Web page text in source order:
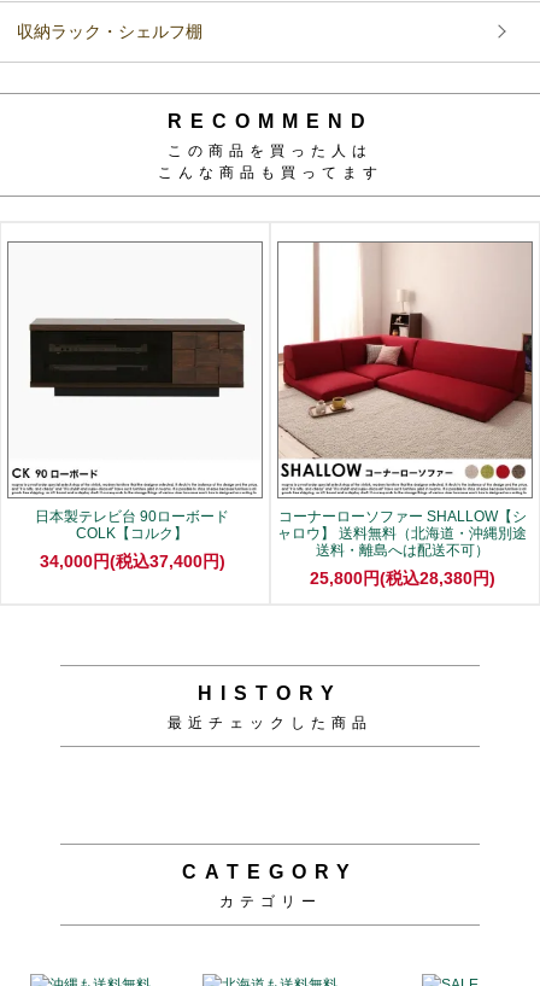
収納ラック・シェルフ棚
RECOMMEND
この商品を買った人は
こんな商品も買ってます
日本製テレビ台 90ローボード
COLK【コルク】
34,000円(税込37,400円)
コーナーローソファー SHALLOW【シ
ャロウ】 送料無料（北海道・沖縄別途
送料・離島へは配送不可）
25,800円(税込28,380円)
HISTORY
最近チェックした商品
CATEGORY
カテゴリー